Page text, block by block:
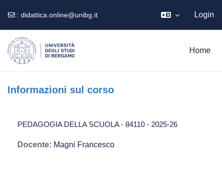
: didattica.online@unibg.it Login
Home
Informazioni sul corso
PEDAGOGIA DELLA SCUOLA - 84110 - 2025-26
Docente: Magni Francesco